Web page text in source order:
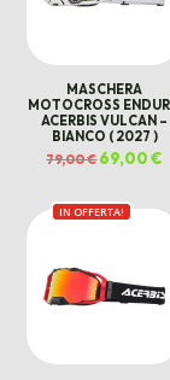
MASCHERA
MOTOCROSS
ACERBIS VULCAN –
BIANCO ( 2027 )
79,00€Il
prezzo
79,00 €.
69,00€
IN OFFERTA!